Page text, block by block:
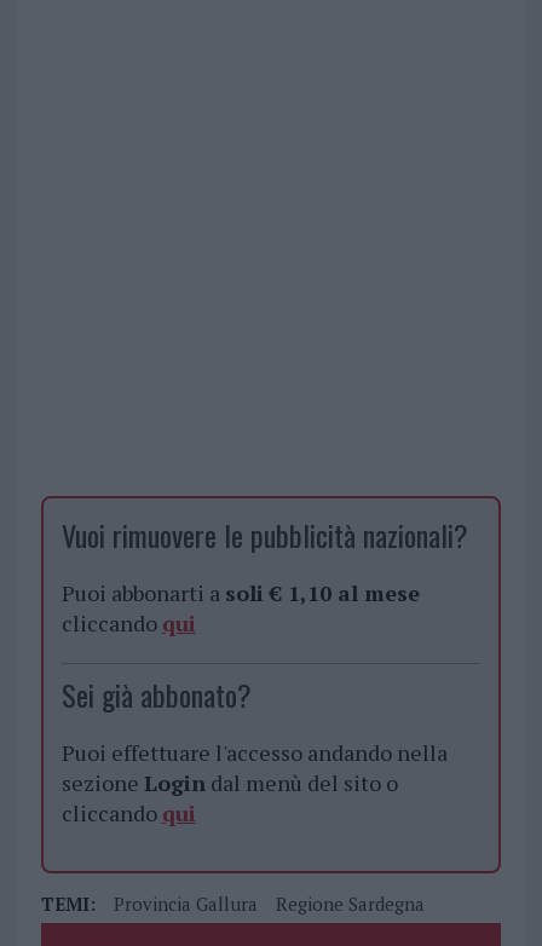
Vuoi rimuovere le pubblicità nazionali?
Puoi abbonarti a soli € 1,10 al mese
cliccando qui
Sei già abbonato?
Puoi effettuare l'accesso andando nella
sezione Logindal menù del sito o
cliccando qui
TEMI: Provincia Gallura Regione Sardegna